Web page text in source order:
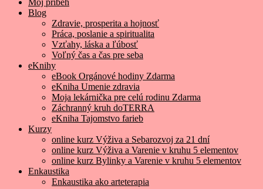
Blog
Zdravie, prosperita a hojnosť
Práca, poslanie a spiritualita
Vzťahy, láska a ľúbosť
Voľný čas a čas pre seba
eKnihy
eBook Orgánové hodiny Zdarma
eKniha Umenie zdravia
Moja lekárnička pre celú rodinu Zdarma
Záchranný kruh doTERRA
eKniha Tajomstvo farieb
Kurzy
online kurz Výživa a Sebarozvoj za 21 dní
online kurz Výživa a Varenie v kruhu 5 elementov
online kurz Bylinky a Varenie v kruhu 5 elementov
Enkaustika
Enkaustika ako arteterapia